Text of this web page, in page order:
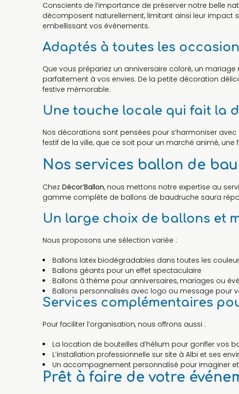
Conscients de l’importance de préserver notre belle
décomposent naturellement, limitant ainsi leur impact
embellissant vos événements.
Adaptés à toutes les
Que vous prépariez un anniversaire coloré, un
parfaitement à vos envies. De la petite décoration
festive mémorable.
Une touche locale qui fait la
Nos décorations sont pensées pour s’harmoniser
festif de la ville, que ce soit pour un marché animé,
Nos services ballon de
Chez Décor’Ballon, nous mettons notre expertise au
gamme complète de ballons de baudruche saura
Un large choix de ballons et
Nous proposons une sélection variée :
Ballons latex biodégradables dans toutes les
Ballons géants pour un effet spectaculaire
Ballons à thème pour anniversaires, mariages ou
Ballons personnalisés avec logo ou message pour
Services complémentaires
Pour faciliter l’organisation, nous offrons aussi :
La location de bouteilles d’hélium pour gonfler vos
L’installation professionnelle sur site à Albi et ses
Un accompagnement personnalisé pour imaginer
Prêt à faire de votre